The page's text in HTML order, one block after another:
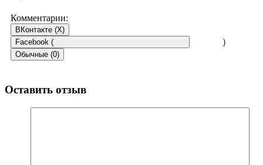
Комментарии:
ВКонтакте (X)
Facebook (
)
Обычные (0)
Оставить отзыв